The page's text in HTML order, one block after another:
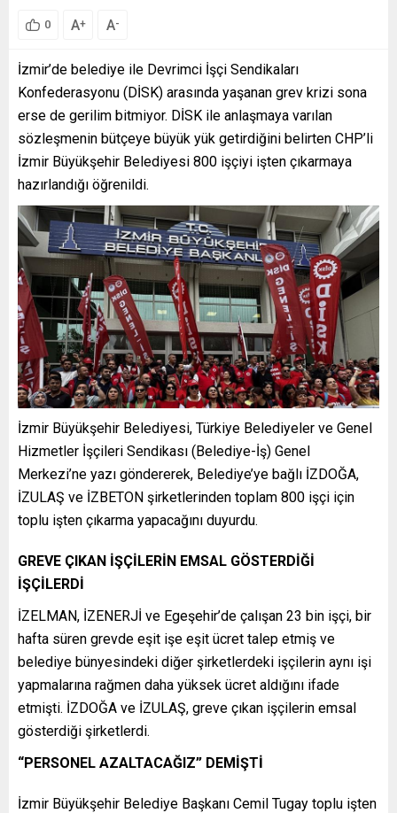
0 A+ A-
İzmir’de belediye ile Devrimci İşçi Sendikaları
Konfederasyonu (DİSK) arasında yaşanan grev krizi sona
erse de gerilim bitmiyor. DİSK ile anlaşmaya varılan
sözleşmenin bütçeye büyük yük getirdiğini belirten CHP’li
İzmir Büyükşehir Belediyesi 800 işçiyi işten çıkarmaya
hazırlandığı öğrenildi.
İzmir Büyükşehir Belediyesi, Türkiye Belediyeler ve Genel
Hizmetler İşçileri Sendikası (Belediye-İş) Genel
Merkezi’ne yazı göndererek, Belediye’ye bağlı İZDOĞA,
İZULAŞ ve İZBETON şirketlerinden toplam 800 işçi için
toplu işten çıkarma yapacağını duyurdu.
GREVE ÇIKAN İŞÇİLERİN EMSAL GÖSTERDİĞİ
İŞÇİLERDİ
İZELMAN, İZENERJİ ve Egeşehir’de çalışan 23 bin işçi, bir
hafta süren grevde eşit işe eşit ücret talep etmiş ve
belediye bünyesindeki diğer şirketlerdeki işçilerin aynı işi
yapmalarına rağmen daha yüksek ücret aldığını ifade
etmişti. İZDOĞA ve İZULAŞ, greve çıkan işçilerin emsal
gösterdiği şirketlerdi.
“PERSONEL AZALTACAĞIZ” DEMİŞTİ
İzmir Büyükşehir Belediye Başkanı Cemil Tugay toplu işten